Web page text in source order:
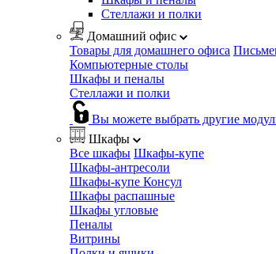
Стеллажи и полки
Домашний офис
Товары для домашнего офиса
Компьютерные столы
Шкафы и пеналы
Стеллажи и полки
Вы можете выбрать другие
Шкафы
Все шкафы Шкафы-купе
Шкафы-антресоли
Шкафы-купе Консул
Шкафы распашные
Шкафы угловые
Пеналы
Витрины